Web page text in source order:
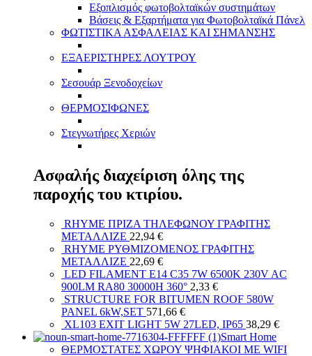
Εξοπλισμός φωτοβολταϊκών συστημάτων
Βάσεις & Εξαρτήματα για Φωτοβολταϊκά Πάνελ
ΦΩΤΙΣΤΙΚΑ ΑΣΦΑΛΕΙΑΣ ΚΑΙ ΣΗΜΑΝΣΗΣ
ΕΞΑΕΡΙΣΤΗΡΕΣ ΛΟΥΤΡΟΥ
Σεσουάρ Ξενοδοχείων
ΘΕΡΜΟΣΙΦΩΝΕΣ
Στεγνωτήρες Χεριών
Ασφαλής διαχείριση όλης της
παροχής του κτιρίου.
RHYME ΠΡΙΖΑ ΤΗΛΕΦΩΝΟΥ ΓΡΑΦΙΤΗΣ
ΜΕΤΑΛΛΙΖΕ 22,94 €
RHYME ΡΥΘΜΙΖΟΜΕΝΟΣ ΓΡΑΦΙΤΗΣ
ΜΕΤΑΛΛΙΖΕ 22,69 €
LED FILAMENT E14 C35 7W 6500K 230V AC
900LM RA80 30000H 360° 2,33 €
STRUCTURE FOR BITUMEN ROOF 580W
PANEL 6kW,SET 571,66 €
XL103 EXIT LIGHT 5W 27LED, IP65 38,29 €
Smart Home
ΘΕΡΜΟΣΤΑΤΕΣ ΧΩΡΟΥ ΨΗΦΙΑΚΟΙ ΜΕ WIFI